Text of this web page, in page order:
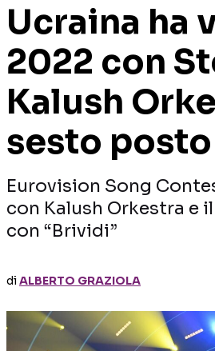
Ucraina ha
2022 con
Kalush
sesto
Eurovision Song
con Kalush Orkestra e
con “Brividi”
diALBERTO GRAZIOLA